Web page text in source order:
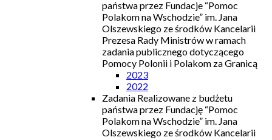
państwa przez Fundacje “Pomoc
Polakom na Wschodzie” im. Jana
Olszewskiego ze środków Kancelarii
Prezesa Rady Ministrów w ramach
zadania publicznego dotyczącego
Pomocy Polonii i Polakom za Granicą
2023
2022
Zadania Realizowane z budżetu
państwa przez Fundację “Pomoc
Polakom na Wschodzie” im. Jana
Olszewskiego ze środków Kancelarii